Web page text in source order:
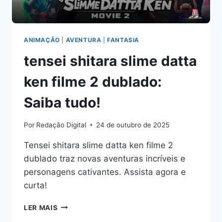
ANIMAÇÃO AVENTURA |FANTASIA
tensei shitara slime datta
ken filme 2 dublado:
Saiba tudo!
Por Redação Digital 24 de outubro de 2025
Tensei shitara slime datta ken filme 2
dublado traz novas aventuras incríveis e
personagens cativantes. Assista agora e
curta!
LER MAIS TENSEI